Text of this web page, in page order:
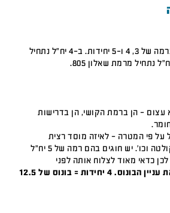
אנקורי מציעה קורסים ברמה של 3, 4 ו-5 יחידות. ב-4 יח"ל נתחיל
ל-5 יח"ל הוא עצום – הן ברמת הקושי, הן בדרישות
פי המטרה – לאיזה מוסד רצית
להתקבל, לאיזה חוג ופקולטה וכו'. יש חוגים בהם רמה של 5 יח"ל
כדאי מאוד לצלוח אותה לפני
בנוסף, יש את עניין הבונוס. 4 יחידות = בונוס של 12.5